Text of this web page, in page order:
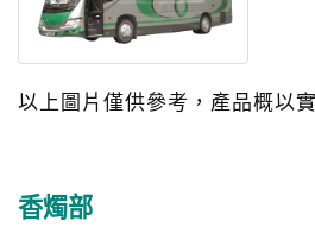
以上圖片僅供參考，產品概以
香燭部